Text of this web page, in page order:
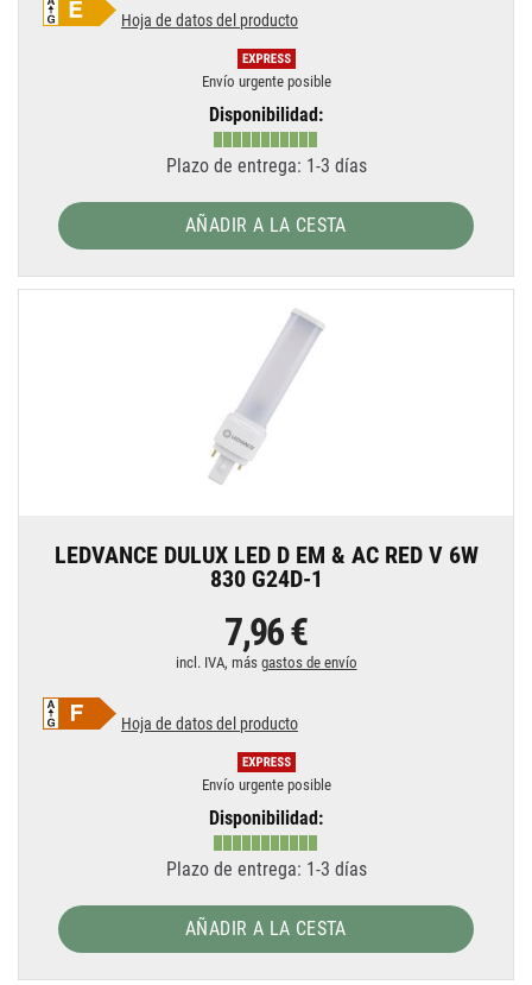
Hoja de datos del producto
Envío urgente posible
Disponibilidad:
Plazo de entrega: 1-3 días
AÑADIR A LA CESTA
LEDVANCE DULUX LED D EM & AC RED V 6W
830 G24D-1
7,96 €
incl. IVA, más gastos de envío
Hoja de datos del producto
Envío urgente posible
Disponibilidad:
Plazo de entrega: 1-3 días
AÑADIR A LA CESTA